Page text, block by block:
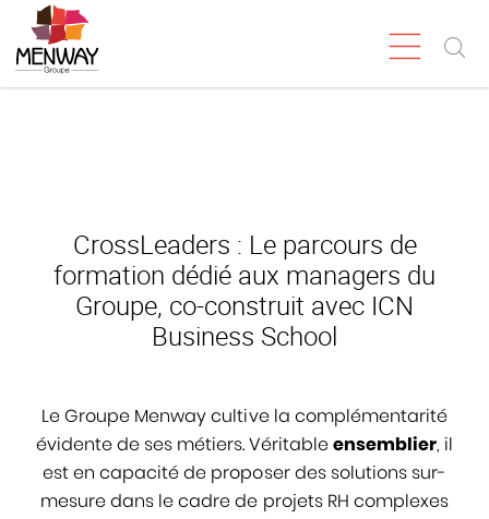
CrossLeaders : Le parcours de
formation dédié aux managers du
Groupe, co-construit avec ICN
Business School
Le Groupe Menway cultive la complémentarité
évidente de ses métiers. Véritableensemblier, il
est en capacité de proposer des solutions sur-
mesure dans le cadre de projets RH complexes